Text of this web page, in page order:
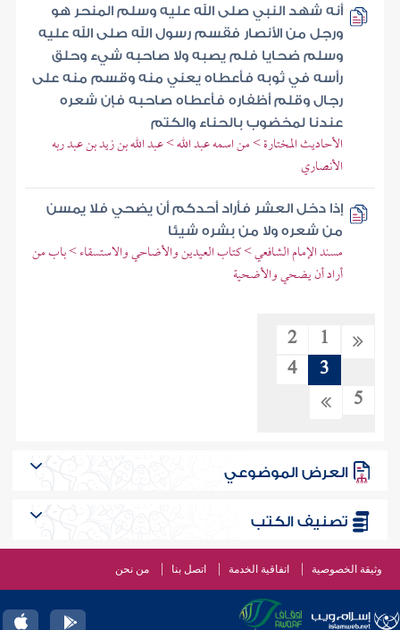
أنه شهد النبي صلى الله عليه وسلم المنحر هو
ورجل من الأنصار فقسم رسول الله صلى الله عليه
وسلم ضحايا فلم يصبه ولا صاحبه شيء وحلق
رأسه في ثوبه فأعطاه يعني منه وقسم منه على
رجال وقلم أظفاره فأعطاه صاحبه فإن شعره
عندنا لمخضوب بالحناء والكتم
الأحاديث المختارة > من اسمه عبد الله > عبد الله بن زيد بن عبد ربه
الأنصاري
إذا دخل العشر فأراد أحدكم أن يضحي فلا يمسن
من شعره ولا من بشره شيئا
مسند الإمام الشافعي > كتاب العيدين والأضاحي والاستسقاء > باب من
أراد أن يضحي والأضحية
1
2
3
4
5
العرض الموضوعي
تصنيف الكتب
وثيقة الخصوصية اتفاقية الخدمة اتصل بنا من نحن